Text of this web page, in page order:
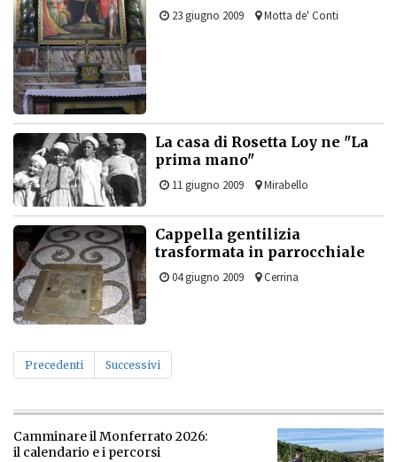
23 giugno 2009 Motta de' Conti
La casa di Rosetta Loy ne "La
prima mano"
11 giugno 2009 Mirabello
Cappella gentilizia
trasformata in parrocchiale
04 giugno 2009 Cerrina
Precedenti Successivi
Camminare il Monferrato 2026:
il calendario e i percorsi